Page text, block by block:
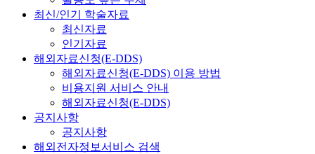
최신/인기 학술자료
최신자료
인기자료
해외자료신청(E-DDS)
해외자료신청(E-DDS) 이용 방법
비용지원 서비스 안내
해외자료신청(E-DDS)
공지사항
공지사항
해외전자정보서비스 검색